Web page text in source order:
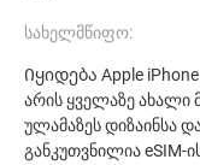
სახელმწიფო:
Იყიდება Apple
არის ყველაზე
ულამაზეს დიზაინსა
განკუთვნილია